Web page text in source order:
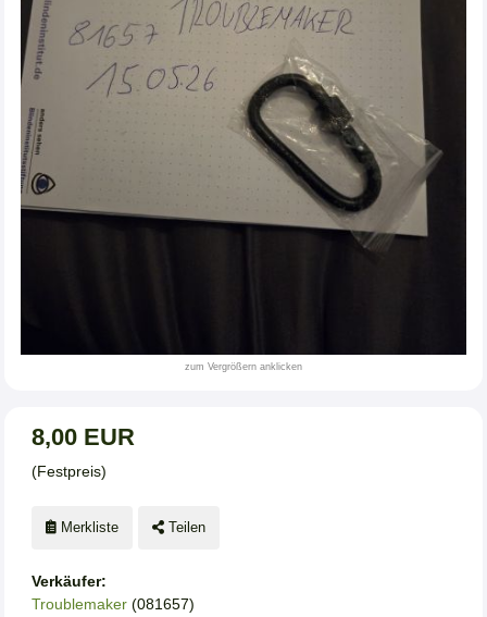
zum Vergrößern anklicken
8,00 EUR
(Festpreis)
Merkliste Teilen
Verkäufer:
Troublemaker (081657)